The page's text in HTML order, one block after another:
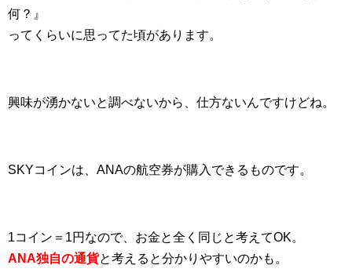
何？』
ってくらいに思ってた頃があります。
興味が湧かないと調べないから、仕方ないんですけどね。
SKYコインは、ANAの航空券が購入できるものです。
1コイン＝1円なので、お金と全く同じと考えてOK。
ANA独自の通貨と考えると分かりやすいのかも。